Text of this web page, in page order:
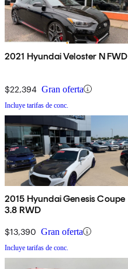
2021 Hyundai Veloster N FWD
$22,394 Gran oferta
Incluye tarifas de conc.
2015 Hyundai Genesis Coupe
3.8 RWD
$13,390 Gran oferta
Incluye tarifas de conc.